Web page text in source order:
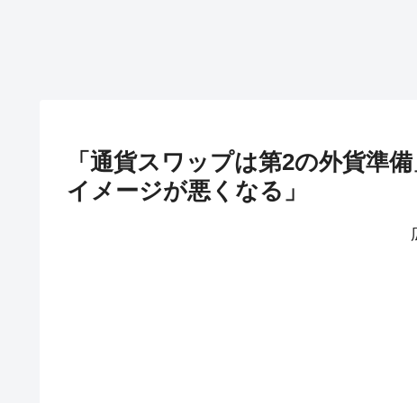
「通貨スワップは第2の外貨準
イメージが悪くなる」